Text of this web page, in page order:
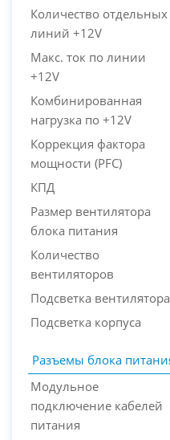
PC-Arena на
Количество отдельных
линий +12V
Макс. ток по линии
+12V
Комбинированная
нагрузка по +12V
Коррекция фактора
мощности (PFC)
КПД
Размер вентилятора
блока питания
Количество
вентиляторов
Подсветка вентилятора
Подсветка корпуса
Разъемы блока
Модульное
подключение кабелей
питания